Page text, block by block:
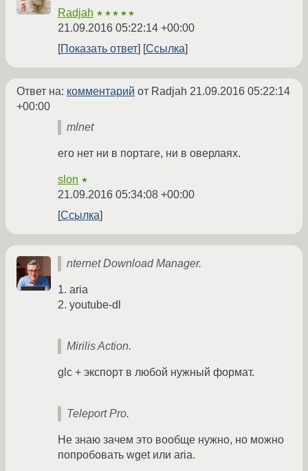
Radjah ★★★★★
21.09.2016 05:22:14 +00:00
Показать ответ
Ссылка
Ответ на: комментарий от Radjah 21.09.2016 05:22:14
+00:00
mlnet
его нет ни в портаге, ни в оверлаях.
slon ★
21.09.2016 05:34:08 +00:00
Ссылка
nternet Download Manager.
1. aria
2. youtube-dl
Mirilis Action.
glc + экспорт в любой нужный формат.
Teleport Pro.
Не знаю зачем это вообще нужно, но можно
попробовать wget или aria.